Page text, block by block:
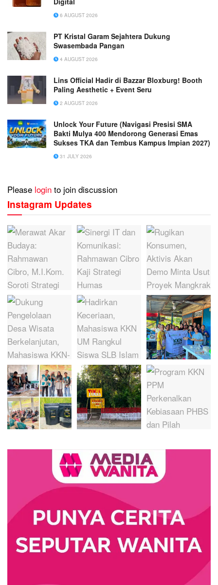
6 AUGUST 2026
PT Kristal Garam Sejahtera Dukung
Swasembada Pangan
4 AUGUST 2026
Lins Official Hadir di Bazzar Bloxburg! Booth
Paling Aesthetic + Event Seru
2 AUGUST 2026
Unlock Your Future (Navigasi Presisi SMA
Bakti Mulya 400 Mendorong Generasi Emas
Sukses TKA dan Tembus Kampus Impian 2027)
31 JULY 2026
Please login to join discussion
Instagram Updates